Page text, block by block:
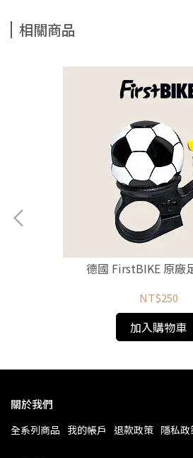
相關商品
德國 FirstBIKE 原廠
NT$250
加入購物車
關於我們
全系列商品 我的帳戶 退款政策 隱私政